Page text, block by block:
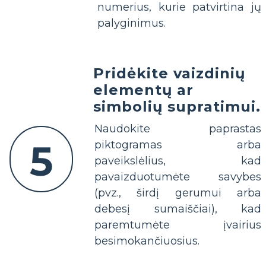
numerius, kurie patvirtina jų
palyginimus.
5
Pridėkite vaizdinių
elementų ar
simbolių supratimui.
Naudokite paprastas
piktogramas arba
paveikslėlius, kad
pavaizduotumėte savybes
(pvz., širdį gerumui arba
debesį sumaiščiai), kad
paremtumėte įvairius
besimokančiuosius.